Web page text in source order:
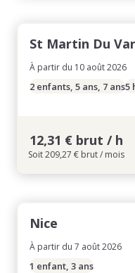
St Martin Du Var
À partir du 10 août 2026
2 enfants, 5 ans, 7 ans5
12,31 € brut / h
Soit 209,27 € brut / mois
Nice
À partir du 7 août 2026
1 enfant, 3 ans